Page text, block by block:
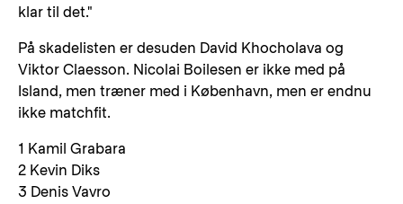
klar til det."
På skadelisten er desuden David Khocholava og
Viktor Claesson. Nicolai Boilesen er ikke med på
Island, men træner med i København, men er endnu
ikke matchfit.
1 Kamil Grabara
2 Kevin Diks
3 Denis Vavro